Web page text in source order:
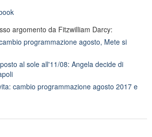
argomento da Fitzwilliam Darcy:
programmazione agosto, Mete si
al sole all'11/08: Angela decide di
cambio programmazione agosto 2017 e